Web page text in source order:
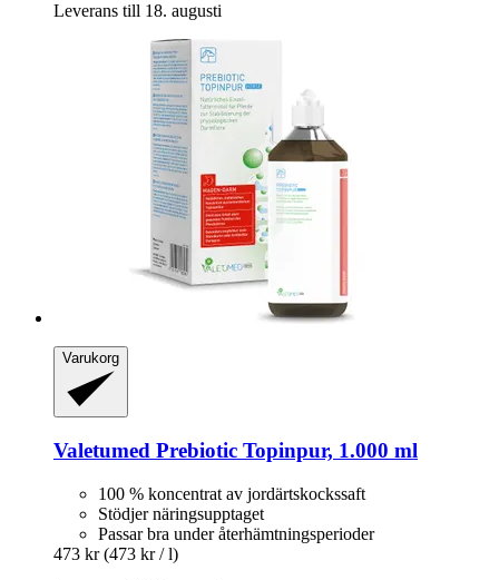
Leverans till 18. augusti
Varukorg
Valetumed Prebiotic Topinpur, 1.000 ml
100 % koncentrat av jordärtskockssaft
Stödjer näringsupptaget
Passar bra under återhämtningsperioder
473 kr (473 kr / l)